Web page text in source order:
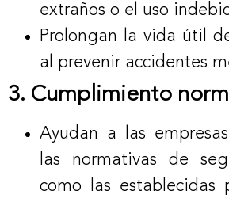
extraños o el uso
Prolongan la vida útil
al prevenir accidentes
3. Cumplimiento
Ayudan a las
las normativas de
como las establecidas